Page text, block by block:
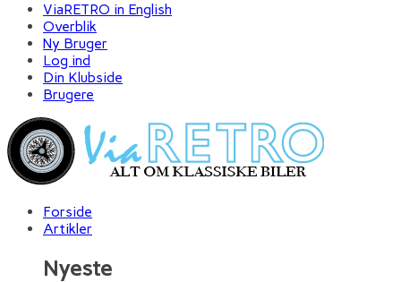
ViaRETRO in English
Overblik
Ny Bruger
Log ind
Din Klubside
Brugere
Forside
Artikler
Nyeste